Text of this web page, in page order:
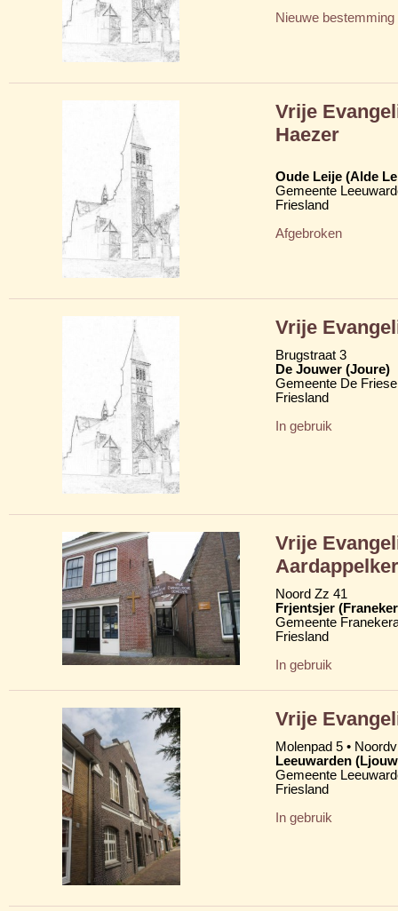
Nieuwe bestemming
Vrije
Haezer
Oude Leije (Alde
Gemeente
Friesland
Afgebroken
Vrije
Brugstraat 3
De Jouwer (Joure)
Gemeente De
Friesland
In gebruik
Vrije
Noord Zz 41
Frjentsjer
Gemeente
Friesland
In gebruik
Vrije
Molenpad 5 •
Leeuwarden
Gemeente
Friesland
In gebruik